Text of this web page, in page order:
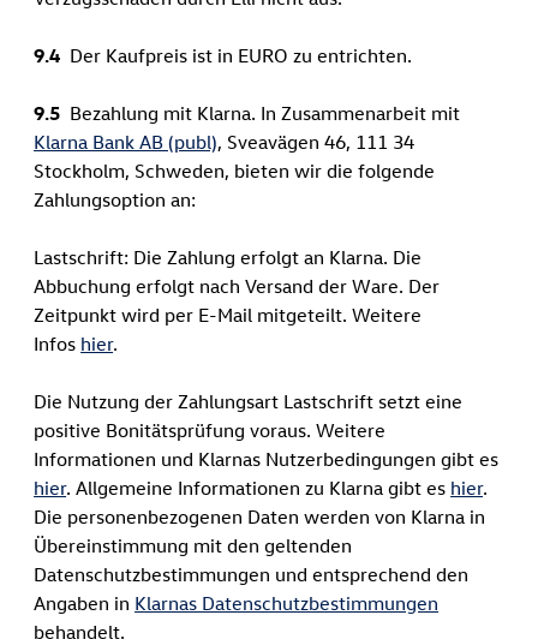
9.4 Der Kaufpreis ist in EURO zu entrichten.
9.5 Bezahlung mit Klarna. In Zusammenarbeit mit
Klarna Bank AB (publ), Sveavägen 46, 111 34
Stockholm, Schweden, bieten wir die folgende
Zahlungsoption an:
Lastschrift: Die Zahlung erfolgt an Klarna. Die
Abbuchung erfolgt nach Versand der Ware. Der
Zeitpunkt wird per E-Mail mitgeteilt. Weitere
Infos hier.
Die Nutzung der Zahlungsart Lastschrift setzt eine
positive Bonitätsprüfung voraus. Weitere
Informationen und Klarnas Nutzerbedingungen gibt es
hier. Allgemeine Informationen zu Klarna gibt es hier.
Die personenbezogenen Daten werden von Klarna in
Übereinstimmung mit den geltenden
Datenschutzbestimmungen und entsprechend den
Angaben in Klarnas Datenschutzbestimmungen
behandelt.